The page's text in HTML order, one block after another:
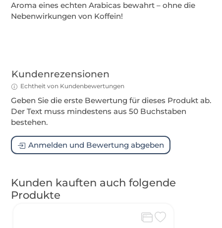
Aroma eines echten Arabicas bewahrt – ohne die
Nebenwirkungen von Koffein!
Kundenrezensionen
Echtheit von Kundenbewertungen
Geben Sie die erste Bewertung für dieses Produkt ab.
Der Text muss mindestens aus 50 Buchstaben
bestehen.
Anmelden und Bewertung abgeben
Kunden kauften auch folgende
Produkte